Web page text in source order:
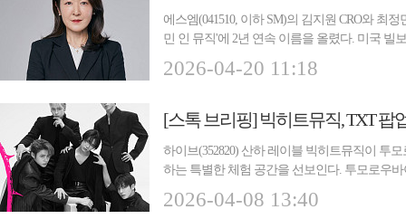
에스엠(041510, 이하 SM)의 김지원 CRO와 최
민 인 뮤직'에 2년 연속 이름을 올렸다. 미국 빌
2026-04-20 11:18
하이브(352820) 산하 레이블 빅히트뮤직이 투
하는 특별한 체험 공간을 선보인다. 투모로우
2026-04-08 13:40